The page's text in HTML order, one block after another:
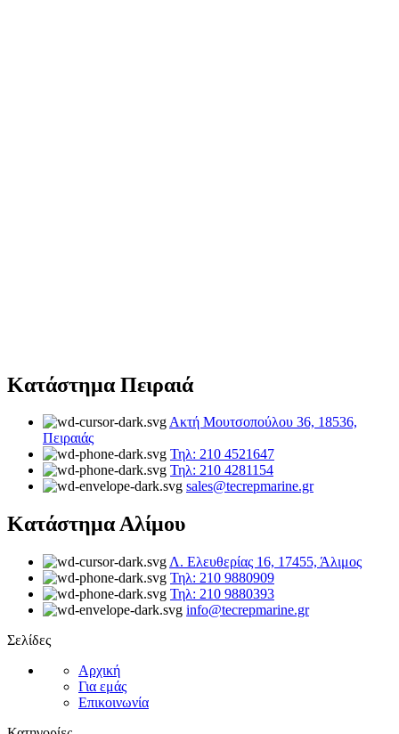
Κατάστημα Πειραιά
Ακτή Μουτσοπούλου 36, 18536,
Πειραιάς
Τηλ: 210 4521647
Τηλ: 210 4281154
sales@tecrepmarine.gr
Κατάστημα Αλίμου
Λ. Ελευθερίας 16, 17455, Άλιμος
Τηλ: 210 9880909
Τηλ: 210 9880393
info@tecrepmarine.gr
Σελίδες
Αρχική
Για εμάς
Επικοινωνία